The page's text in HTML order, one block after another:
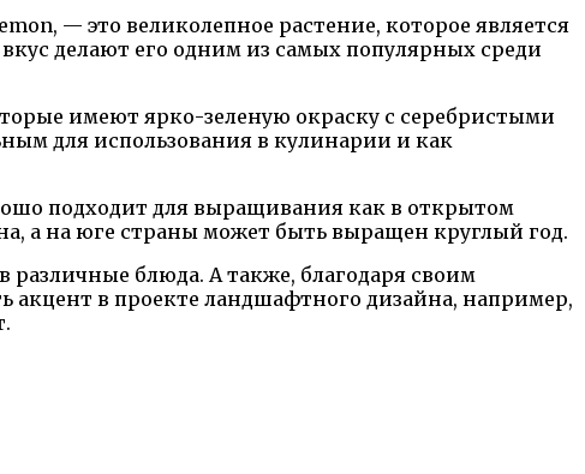
— это великолепное растение, которое является
делают его одним из самых популярных среди
имеют ярко-зеленую окраску с серебристыми
для использования в кулинарии и как
подходит для выращивания как в открытом
а на юге страны может быть выращен круглый год.
блюда. А также, благодаря своим
в проекте ландшафтного дизайна, например,